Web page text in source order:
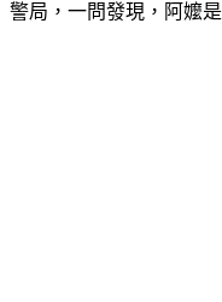
警局，一問發現，阿嬤